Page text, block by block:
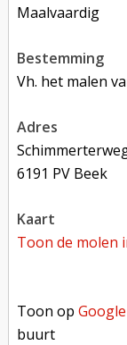
Maalvaardig
bestemming
Vh. het malen
adres
6191 PV Beek
kaart
Toon de molen
Toon op
buurt